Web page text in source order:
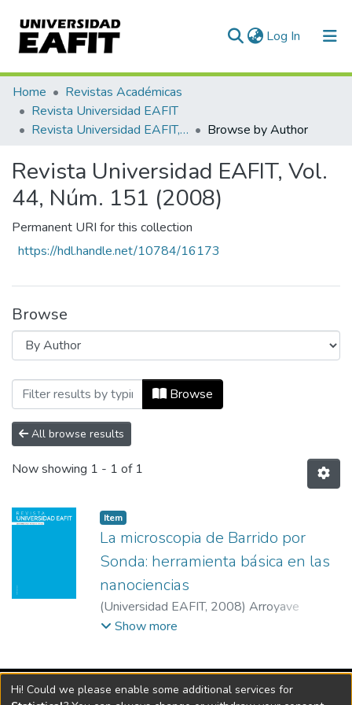
Log In (current)
Communities & Collections
All of DSpace
Home
Revistas Académicas
Revista Universidad EAFIT
Revista Universidad EAFIT, Vol. 44, Núm. 151 (2008)
Browse by Author
Revista Universidad EAFIT, Vol.
44, Núm. 151 (2008)
Permanent URI for this collection
https://hdl.handle.net/10784/16173
Browse
Browsing Revista Universidad EAFIT,
Browse
All browse results
Now showing 1 - 1 of 1
Item
La microscopia de Barrido por
Sonda: herramienta básica en las
nanociencias
(Universidad EAFIT, 2008) Arroyave
Franco, Mauricio
Show more
Vigilada Mineducación
Universidad con Acreditación Institucional hasta 2026 -
Hi! Could we please enable some additional services for